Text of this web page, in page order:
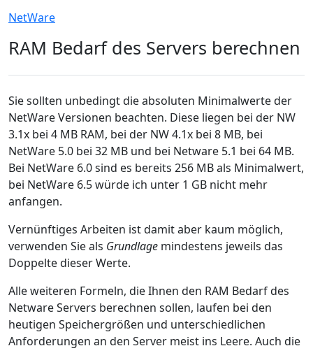
NetWare
RAM Bedarf des Servers berechnen
Sie sollten unbedingt die absoluten Minimalwerte der
NetWare Versionen beachten. Diese liegen bei der NW
3.1x bei 4 MB RAM, bei der NW 4.1x bei 8 MB, bei
NetWare 5.0 bei 32 MB und bei Netware 5.1 bei 64 MB.
Bei NetWare 6.0 sind es bereits 256 MB als Minimalwert,
bei NetWare 6.5 würde ich unter 1 GB nicht mehr
anfangen.
Vernünftiges Arbeiten ist damit aber kaum möglich,
verwenden Sie als Grundlage mindestens jeweils das
Doppelte dieser Werte.
Alle weiteren Formeln, die Ihnen den RAM Bedarf des
Netware Servers berechnen sollen, laufen bei den
heutigen Speichergrößen und unterschiedlichen
Anforderungen an den Server meist ins Leere. Auch die